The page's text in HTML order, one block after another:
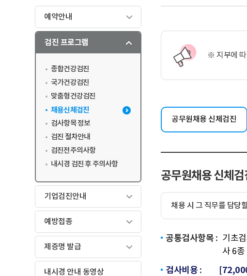
예약안내
검진 프로그램
종합건강검진
국가건강검진
맞춤형건강검진
채용신체검진
검사항목 정보
검진 절차안내
검진전주의사항
내시경 검진 후 주의사항
기업검진안내
예방접종
제증명 발급
내시경 안내 동영상
※ 지부에 따
공무원채용 신체검진
공무원채용 신체검
채용 시 그 직무를 담당
공통검사항목 : 기초
사 6종
검사비용 : [